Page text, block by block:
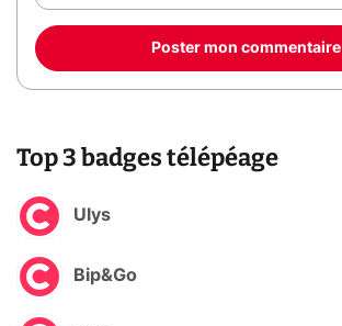
Poster mon commentaire
Top 3 badges télépéage
Ulys
Bip&Go